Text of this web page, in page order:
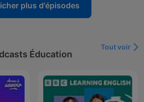
plus d'épisodes
Éducation
Tout voir